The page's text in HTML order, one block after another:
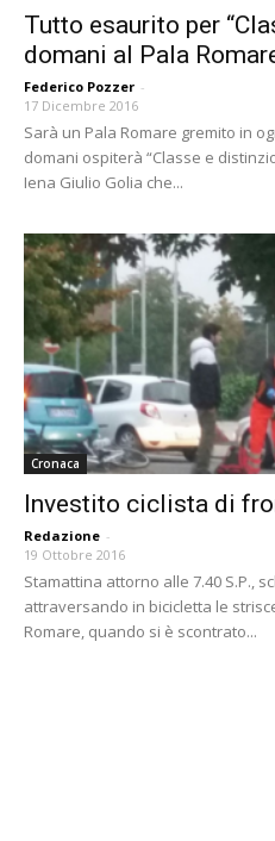
Tutto esaurito per
domani al Pala
Federico Pozzer -
17 Dicembre 2016
Sarà un Pala Romare gremito in
domani ospiterà “Classe e
Iena Giulio Golia che...
Cronaca
Investito ciclista di
Redazione -
19 Ottobre 2016
Stamattina attorno alle 7.40 S.P.,
attraversando in bicicletta le
Romare, quando si è scontrato...